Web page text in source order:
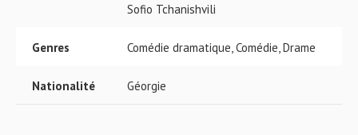
Sofio Tchanishvili
Genres Comédie dramatique, Comédie, Drame
Nationalité Géorgie